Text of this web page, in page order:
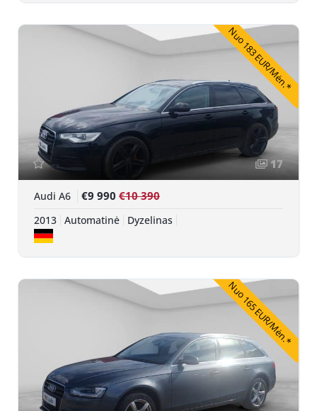
Nuo 183 EUR/Mėn.*
17
Audi A6 €9 990 €10 390
2013 Automatinė Dyzelinas
Nuo 165 EUR/Mėn.*